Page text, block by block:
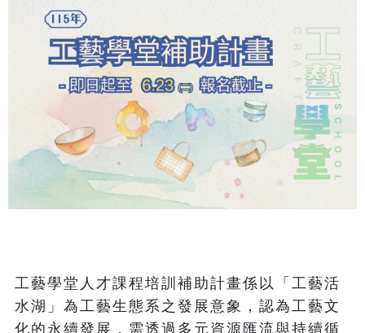
工藝學堂人才課程培訓補助計畫係以「工藝活
水湖」為工藝生態系之發展意象，認為工藝文
化的永續發展，需透過多元資源匯流與持續循